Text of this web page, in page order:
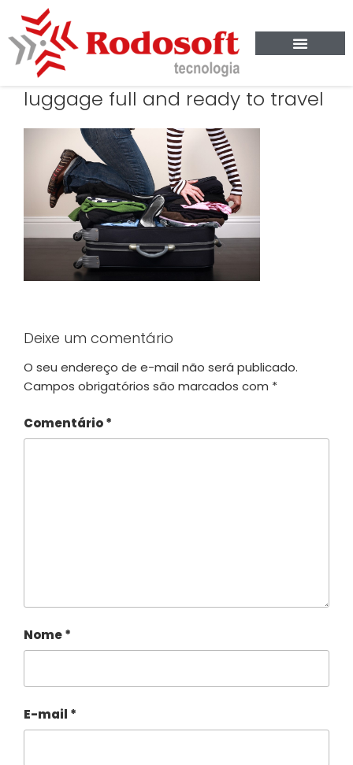
luggage full and ready to travel
Deixe um comentário
O seu endereço de e-mail não será publicado.
Campos obrigatórios são marcados com *
Comentário*
Nome*
E-mail *